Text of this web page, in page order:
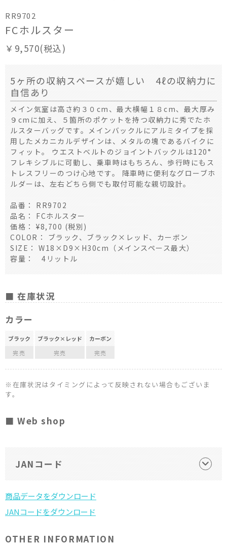
RR9702
FCホルスター
￥9,570(税込)
5ヶ所の収納スペースが嬉しい 4ℓの収納力に
自信あり
メイン気室は高さ約３０cm、最大横幅１８cm、最大厚み
９cmに加え、５箇所のポケットを持つ収納力に秀でたホ
ルスターバッグです。メインバックルにアルミタイプを採
用したメカニカルデザインは、メタルの塊であるバイクに
フィット。 ウエストベルトのジョイントバックルは120°
フレキシブルに可動し、乗車時はもちろん、歩行時にもス
トレスフリーのつけ心地です。 降車時に便利なグローブホ
ルダーは、左右どちら側でも取付可能な親切設計。
品番： RR9702
品名： FCホルスター
価格： ¥8,700 (税別)
COLOR： ブラック、ブラック×レッド、カーボン
SIZE： W18×D9×H30cm（メインスペース最大）
容量： 4リットル
■ 在庫状況
カラー
ブラック
完売
ブラック×レッド
完売
カーボン
完売
※在庫状況はタイミングによって反映されない場合もございま
す。
■ Web shop
JANコード
OTHER INFORMATION